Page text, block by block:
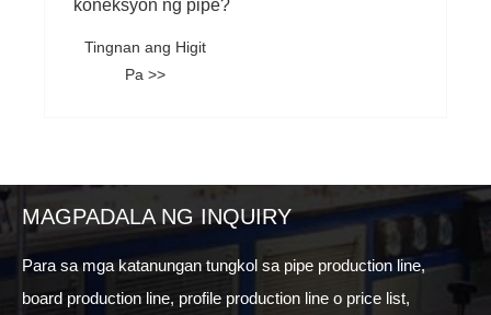
MAGPADALA NG INQUIRY
Para sa mga katanungan tungkol sa pipe production line,
board production line, profile production line o price list,